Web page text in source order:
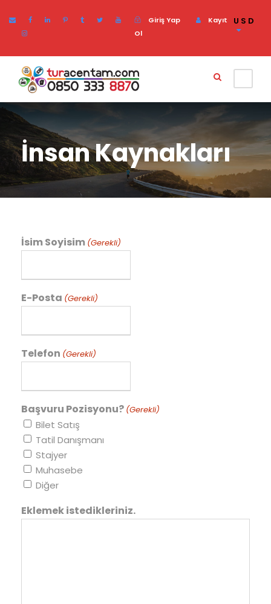
Giriş Yap
Kayıt
Ol
USD
İnsan Kaynakları
İsim Soyisim (Gerekli)
E-Posta (Gerekli)
Telefon (Gerekli)
Başvuru Pozisyonu? (Gerekli)
Bilet Satış
Tatil Danışmanı
Stajyer
Muhasebe
Diğer
Eklemek istedikleriniz.